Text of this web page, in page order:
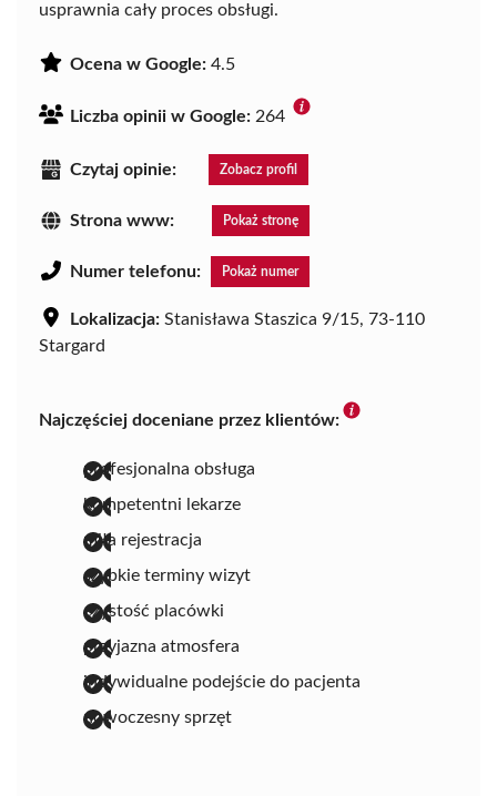
usprawnia cały proces obsługi.
Ocena w Google: 4.5
Liczba opinii w Google: 264
Czytaj opinie: Zobacz profil
Strona www: Pokaż stronę
Numer telefonu: Pokaż numer
Lokalizacja: Stanisława Staszica 9/15, 73-110
Stargard
Najczęściej doceniane przez klientów:
profesjonalna obsługa
kompetentni lekarze
miła rejestracja
szybkie terminy wizyt
czystość placówki
przyjazna atmosfera
indywidualne podejście do pacjenta
nowoczesny sprzęt